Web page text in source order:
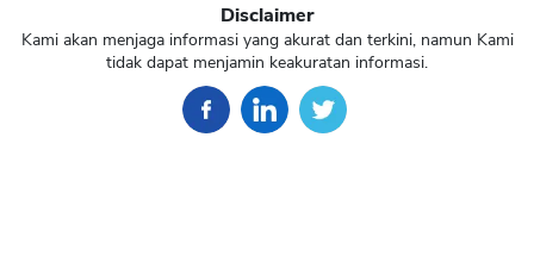
Disclaimer
Kami akan menjaga informasi yang akurat dan terkini, namun Kami
tidak dapat menjamin keakuratan informasi.